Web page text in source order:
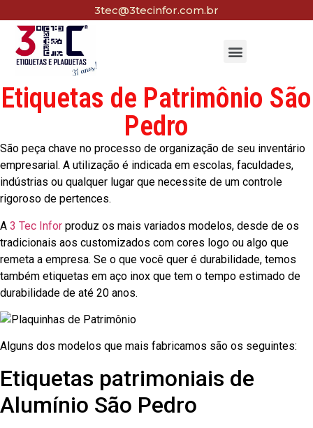
3tec@3tecinfor.com.br
Etiquetas de Patrimônio São
Pedro
São peça chave no processo de organização de seu inventário
empresarial. A utilização é indicada em escolas, faculdades,
indústrias ou qualquer lugar que necessite de um controle
rigoroso de pertences.
A 3 Tec Infor produz os mais variados modelos, desde de os
tradicionais aos customizados com cores logo ou algo que
remeta a empresa. Se o que você quer é durabilidade, temos
também etiquetas em aço inox que tem o tempo estimado de
durabilidade de até 20 anos.
Alguns dos modelos que mais fabricamos são os seguintes:
Etiquetas patrimoniais de
Alumínio São Pedro